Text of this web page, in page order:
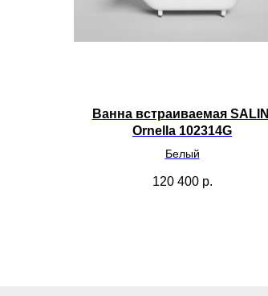
Ванна встраиваемая SALINI
Ornella 102314G
Белый
120 400 р.